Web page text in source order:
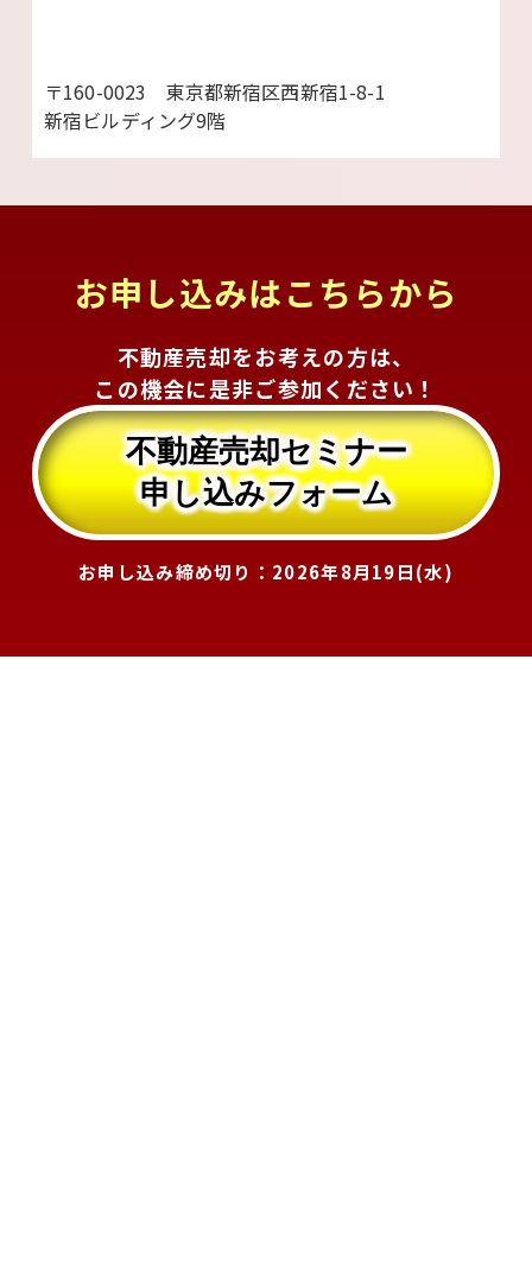
〒160-0023 東京都新宿区西新宿1-8-1
新宿ビルディング9階
お申し込みはこちらから
不動産売却をお考えの方は、
この機会に是非ご参加ください！
不動産売却セミナー
申し込みフォーム
お申し込み締め切り：2026年8月19日(水)